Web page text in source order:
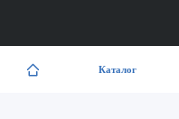
Каталог